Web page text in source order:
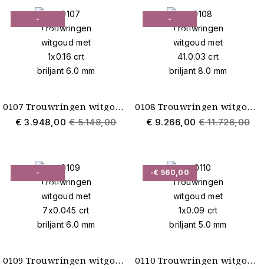
-
€ 1.200,00
0107 Trouwringen witgoud met 1x0.16 crt briljant 6.0 mm
€ 3.948,00 € 5.148,00
-
€ 2.460,00
0108 Trouwringen witgoud met 41.0.03 crt briljant 8.0 mm
€ 9.266,00 € 11.726,00
-
€ 1.000,00
0109 Trouwringen witgoud met 7x0.045 crt briljant 6.0 mm
-€ 560,00
0110 Trouwringen witgoud met 1x0.09 crt briljant 5.0 mm